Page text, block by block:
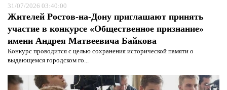
31/07/2026 03:40:00
Жителей Ростов-на-Дону приглашают принять
участие в конкурсе «Общественное признание»
имени Андрея Матвеевича Байкова
Конкурс проводится с целью сохранения исторической памяти о
выдающемся городском го...